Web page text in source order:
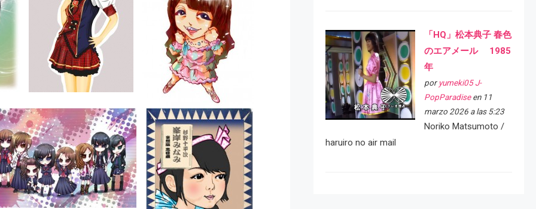
「HQ」松本典子 春色
のエアメール 1985
年
por yumeki05 J-
PopParadiseen 11
marzo 2026 a las 5:23
Noriko Matsumoto /
haruiro no air mail